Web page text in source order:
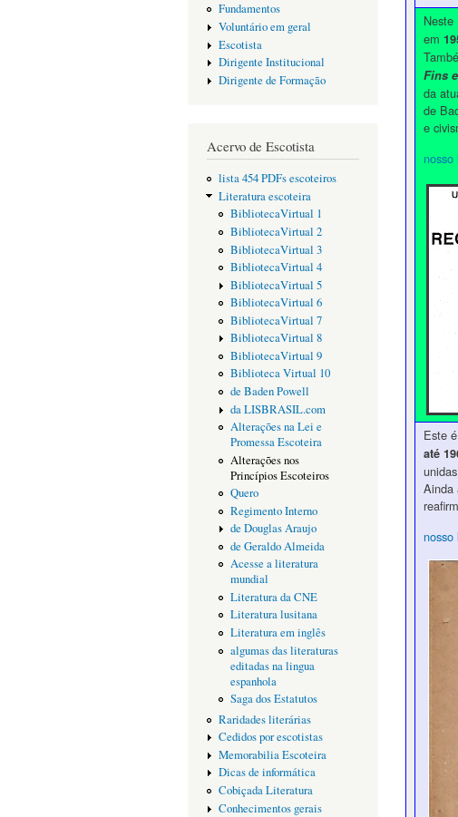
Fundamentos
Voluntário em geral
Escotista
Dirigente Institucional
Dirigente de Formação
Acervo de Escotista
lista 454 PDFs escoteiros
Literatura escoteira
BibliotecaVirtual 1
BibliotecaVirtual 2
BibliotecaVirtual 3
BibliotecaVirtual 4
BibliotecaVirtual 5
BibliotecaVirtual 6
BibliotecaVirtual 7
BibliotecaVirtual 8
BibliotecaVirtual 9
Biblioteca Virtual 10
de Baden Powell
da LISBRASIL.com
Alterações na Lei e
Promessa Escoteira
Alterações nos
Princípios Escoteiros
Quero
Regimento Interno
de Douglas Araujo
de Geraldo Almeida
Acesse a literatura
mundial
Literatura da CNE
Literatura lusitana
Literatura em inglês
algumas das literaturas
editadas na lingua
espanhola
Saga dos Estatutos
Raridades literárias
Cedidos por escotistas
Memorabilia Escoteira
Dicas de informática
Cobiçada Literatura
Conhecimentos gerais
Neste
em
Fins
da
de
e
Este
até
Ainda
nosso